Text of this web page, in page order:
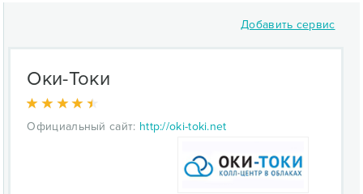
Добавить сервис
Оки-Токи
Официальный сайт: http://oki-toki.net